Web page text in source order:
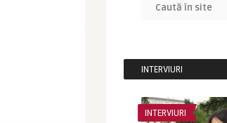
INTERVIURI
INTERVIURI